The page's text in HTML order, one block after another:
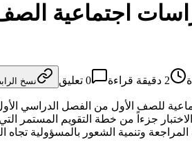
اجتماعية
2 دقيقة قراءة 0 تعليق نسخ
للصف الأول من الفصل الدراسي
جزءاً من خطة التقويم المستمر
المراجعة وتنمية الشعور بالمسؤولية